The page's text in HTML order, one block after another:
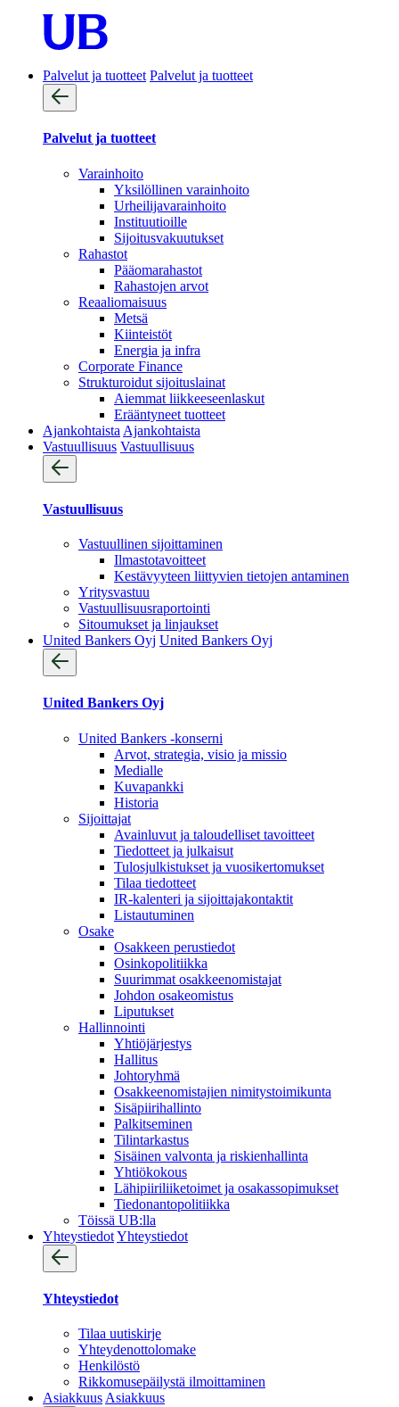
Palvelut ja tuotteet Palvelut ja tuotteet
Palvelut ja tuotteet
Varainhoito
Yksilöllinen varainhoito
Urheilijavarainhoito
Instituutioille
Sijoitusvakuutukset
Rahastot
Pääomarahastot
Rahastojen arvot
Reaaliomaisuus
Metsä
Kiinteistöt
Energia ja infra
Corporate Finance
Strukturoidut sijoituslainat
Aiemmat liikkeeseenlaskut
Erääntyneet tuotteet
Ajankohtaista Ajankohtaista
Vastuullisuus Vastuullisuus
Vastuullisuus
Vastuullinen sijoittaminen
Ilmastotavoitteet
Kestävyyteen liittyvien tietojen antaminen
Yritysvastuu
Vastuullisuus­raportointi
Sitoumukset ja linjaukset
United Bankers Oyj United Bankers Oyj
United Bankers Oyj
United Bankers -konserni
Arvot, strategia, visio ja missio
Medialle
Kuvapankki
Historia
Sijoittajat
Avainluvut ja taloudelliset tavoitteet
Tiedotteet ja julkaisut
Tulosjulkistukset ja vuosikertomukset
Tilaa tiedotteet
IR-kalenteri ja sijoittajakontaktit
Listautuminen
Osake
Osakkeen perustiedot
Osinkopolitiikka
Suurimmat osakkeenomistajat
Johdon osakeomistus
Liputukset
Hallinnointi
Yhtiöjärjestys
Hallitus
Johtoryhmä
Osakkeenomistajien nimitystoimikunta
Sisäpiirihallinto
Palkitseminen
Tilintarkastus
Sisäinen valvonta ja riskienhallinta
Yhtiökokous
Lähipiiriliiketoimet ja osakassopimukset
Tiedonantopolitiikka
Töissä UB:lla
YhteystiedotYhteystiedot
Yhteystiedot
Tilaa uutiskirje
Yhteydenotto­lomake
Henkilöstö
Rikkomusepäilystä ilmoittaminen
Asiakkuus Asiakkuus